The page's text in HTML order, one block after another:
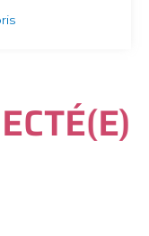
ECTÉ(E)